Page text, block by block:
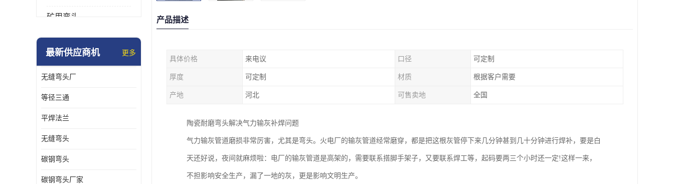
矿用弯头
冲压弯头
热压弯头
镀锌弯头
最新供应商机 更多
无缝弯头厂
等径三通
平焊法兰
无缝弯头
碳钢弯头
碳钢弯头厂家
产品描述
具体价格 来电议 口径 可定制
厚度 可定制 材质 根据客户需要
产地 河北 可售卖地 全国
陶瓷耐磨弯头解决气力输灰补焊问题
气力输灰管道磨损非常厉害，尤其是弯头。火电厂的输灰管道经常磨穿，都是把这根灰管停下来几分钟甚到几十分钟进行焊补，要是白
天还好说，夜间就麻烦啦：电厂的输灰管道是高架的，需要联系搭脚手架子，又要联系焊工等，起码要两三个小时还一定!这样一来，
不担影响安全生产，漏了一地的灰，更是影响文明生产。